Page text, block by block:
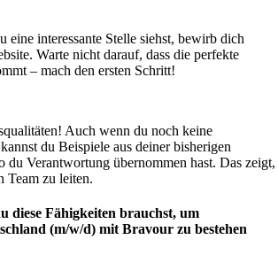
eine interessante Stelle siehst, bewirb dich
Warte nicht darauf, dass die perfekte
– mach den ersten Schritt!
Auch wenn du noch keine
du Beispiele aus deiner bisherigen
du Verantwortung übernommen hast. Das zeigt,
Team zu leiten.
diese Fähigkeiten brauchst, um
(m/w/d) mit Bravour zu bestehen